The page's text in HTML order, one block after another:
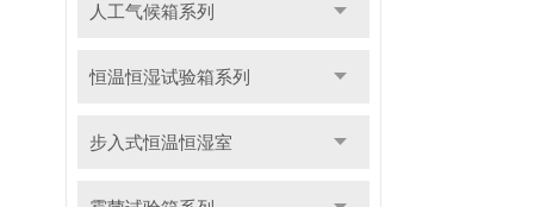
人工气候箱系列
恒温恒湿试验箱系列
步入式恒温恒湿室